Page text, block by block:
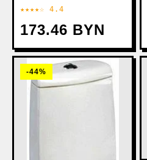
★★★★☆ 4.4
173.46 BYN
-44%